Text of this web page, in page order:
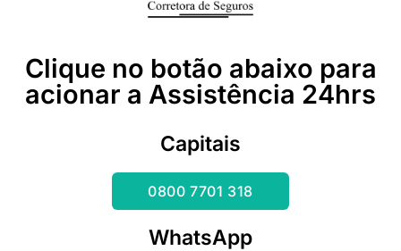
Clique no botão abaixo para
acionar a Assistência 24hrs
Capitais
0800 7701 318
WhatsApp